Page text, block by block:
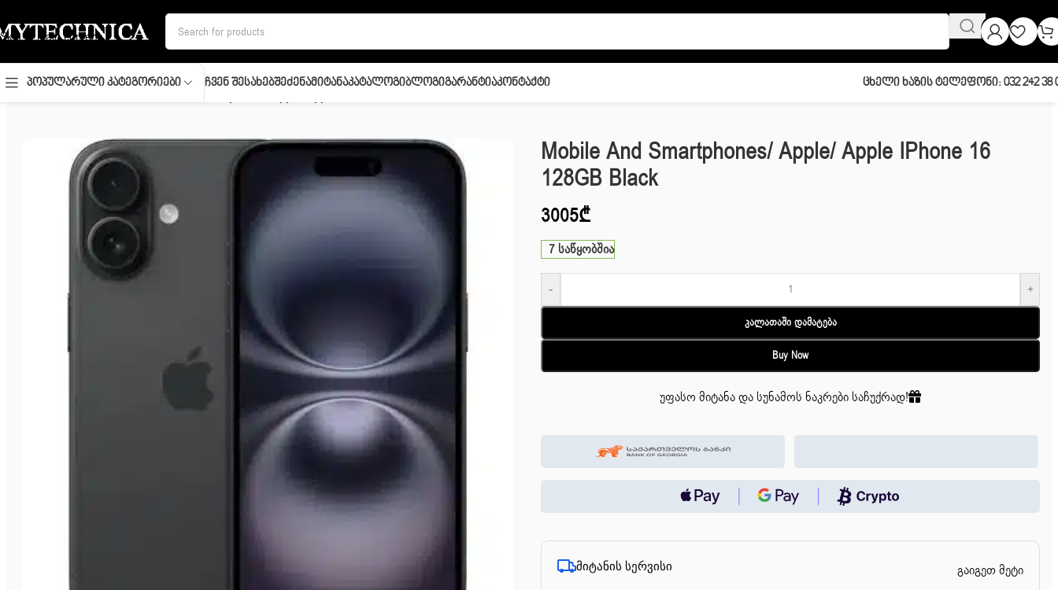
Skip to main content
Პოპულარული Კატეგორიები Ჩვენ ᲨესახებᲨეძენაᲛიტანაᲙატალოგიᲑლოგიᲒარანტიაᲙონტაქტი Ცხელი Ხაზის Ტელეფონი: 032 242 38
Mobile And Smartphones/ Apple/ Apple IPhone 16
128GB Black
3005₾
7 საწყობშია
- +
Კალათაში Დამატება
Buy Now
უფასო მიტანა და სუნამოს ნაკრები საჩუქრად!
მიტანის სერვისი გაიგეთ მეტი